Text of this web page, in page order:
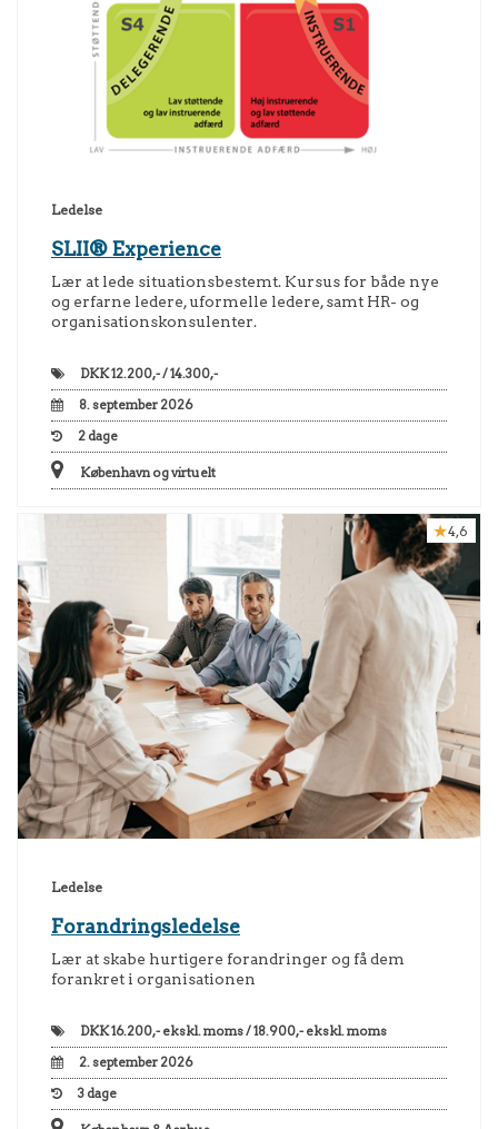
Ledelse
SLII® Experience
Lær at lede situationsbestemt. Kursus for både nye
og erfarne ledere, uformelle ledere, samt HR- og
organisationskonsulenter.
DKK12.200,- / 14.300,-
8. september 2026
2 dage
København og virtuelt
4,6
Ledelse
Forandringsledelse
Lær at skabe hurtigere forandringer og få dem
forankret i organisationen
DKK16.200,- ekskl. moms / 18.900,- ekskl. moms
2. september 2026
3 dage